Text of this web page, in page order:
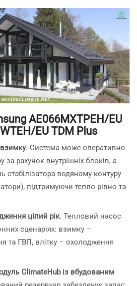
AE066MXTPEH/EU
EU TDM Plus
. Система може оперативно
за рахунок внутрішніх блоків, а
стабілізатора водяному контуру
підтримуючи тепло рівно та
цілий рік. Тепловий насос
сценаріях: взимку –
та ГВП, влітку – охолодження
ClimateHub із вбудованим